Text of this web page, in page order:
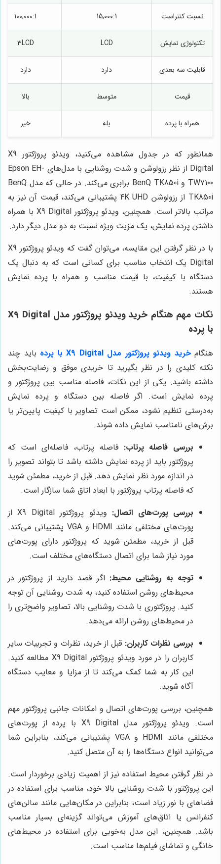
نسبت کنتراست 15,000:1
100,000:1
تکنولوژی نمایش LCD
3LCD
قابلیت سه بعدی دارد دارد
قیمت متوسط بالا
همراه با پرده بله خیر
همانطور که در جدول مشاهده می‌کنید، ویدئو پروژکتور X9
Digital از نظر رزولوشن و شدت روشنایی با مدل‌های Epson EH-
TW7100 و BenQ TK850i برابری می‌کند. در حالی که مدل BenQ
TK850i از رزولوشن 4K UHD پشتیبانی می‌کند، قیمت آن نیز به
مراتب بالاتر است. همچنین، ویدئو پروژکتور X9 Digital با همراه
داشتن پرده نمایش، یک مزیت ویژه نسبت به دو مدل دیگر دارد.
با در نظر گرفتن این مقایسه، می‌توان گفت که ویدئو پروژکتور X9
Digital یک انتخاب مناسب برای کسانی است که به دنبال یک
دستگاه با کیفیت، با قیمت مناسب و همراه با پرده نمایش
هستند.
نکات مهم هنگام خرید ویدئو پروژکتور مدل X9 Digital
با پرده
هنگامخرید ویدئو پروژکتور مدل X9 Digital با پرده
باید چند
نکته کلیدی را در نظر بگیرید تا خریدی موفق و رضایت‌بخش
داشته باشید. یکی از این نکات، فاصله مناسب بین پروژکتور و
پرده نمایش است. اگر فاصله بین دستگاه و پرده نمایش
به‌درستی تنظیم نشود، ممکن است تصاویر با کیفیت پایین‌تر یا
برش‌های نامناسب نمایش داده شوند.
بررسی فاصله پرتاب: فاصله پرتاب، فاصله‌ای است که
پروژکتور باید از پرده نمایش داشته باشد تا بتواند تصویر را
در اندازه مورد نظر نمایش دهد. قبل از خرید، مطمئن شوید
که فاصله پرتاب پروژکتور با ابعاد اتاق شما سازگار است.
بررسی پورت‌های اتصال:
ویدئو پروژکتور X9 Digital از
پورت‌های مختلفی مانند HDMI و VGA پشتیبانی می‌کند.
قبل از خرید، مطمئن شوید که پروژکتور دارای پورت‌های
مورد نیاز شما برای اتصال دستگاه‌های مختلف است.
توجه به روشنایی محیط: اگر قصد دارید از پروژکتور در
محیط‌های روشن استفاده کنید، به شدت روشنایی آن توجه
کنید. پروژکتوری با شدت روشنایی بالا، تصاویر واضح‌تری را
در محیط‌های روشن ارائه می‌دهد.
بررسی نظرات کاربران: قبل از خرید، نظرات و تجربیات سایر
کاربران را در مورد ویدئو پروژکتور X9 Digital مطالعه کنید.
این کار به شما کمک می‌کند تا از مزایا و معایب دستگاه
آگاه شوید.
همچنین، بررسی پورت‌های اتصال و امکانات جانبی پروژکتور مهم
است. ویدئو پروژکتور مدل X9 Digital با پرده از پورت‌های
مختلفی مانند HDMI و VGA پشتیبانی می‌کند، بنابراین شما
می‌توانید انواع دستگاه‌ها را به آن متصل کنید.
در نظر گرفتن محیط استفاده نیز از اهمیت زیادی برخوردار است.
این پروژکتور با شدت روشنایی بالا خود، مناسب برای استفاده در
فضاهای با نور زیاد است، بنابراین در مکان‌هایی مانند سالن‌های
کنفرانس یا اتاق‌های آموزش می‌تواند گزینه‌ای بسیار مناسب
باشد. همچنین، این مدل به‌خوبی برای استفاده در محیط‌های
خانگی و تماشای فیلم‌ها مناسب است.